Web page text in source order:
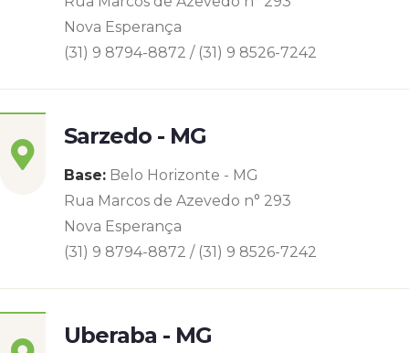
Nova Esperança
(31) 9 8794-8872 / (31) 9 8526-7242
Sarzedo - MG
Base: Belo Horizonte - MG
Rua Marcos de Azevedo n° 293
Nova Esperança
(31) 9 8794-8872 / (31) 9 8526-7242
Uberaba - MG